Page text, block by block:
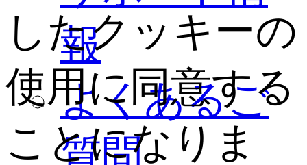
報
よくあるご
質問
したクッキーの
使用に同意する
ことになりま